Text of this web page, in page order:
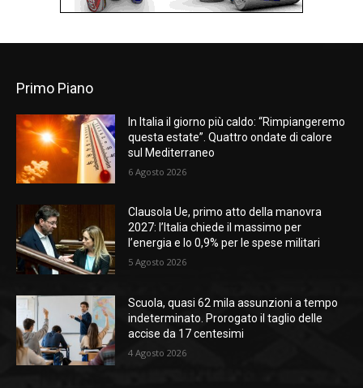
Primo Piano
In Italia il giorno più caldo: “Rimpiangeremo
questa estate”. Quattro ondate di calore
sul Mediterraneo
6 Agosto 2026
Clausola Ue, primo atto della manovra
2027: l’Italia chiede il massimo per
l’energia e lo 0,9% per le spese militari
5 Agosto 2026
Scuola, quasi 62 mila assunzioni a tempo
indeterminato. Prorogato il taglio delle
accise da 17 centesimi
4 Agosto 2026